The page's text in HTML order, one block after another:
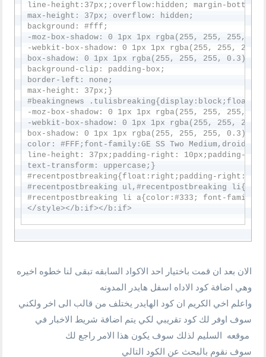
line-height:37px;;overflow:hidden; margin-
max-height: 37px; overflow: hidden;
background: #fff;
-moz-box-shadow: 0 1px 1px rgba(255, 255,
-webkit-box-shadow: 0 1px 1px rgba(255, 255,
box-shadow: 0 1px 1px rgba(255, 255, 255, 0.3)
background-clip: padding-box;
border-left: none;
max-height: 37px;}
#beakingnews
-moz-box-shadow: 0 1px 1px rgba(255, 255,
-webkit-box-shadow: 0 1px 1px rgba(255, 255,
box-shadow: 0 1px 1px rgba(255, 255, 255, 0.3)
color: #FFF;font-family:GE SS Two
line-height: 37px;padding-right: 10px;padding-
text-transform: uppercase;}
#recentpostbreaking{float:right;padding-right:
#recentpostbreaking ul,#recentpostbreaking
#recentpostbreaking li a{color:#333; font-
الان بعد ان قمت باختيار احد الاكواد السابقه تبقى لنا خطوه اخيره
وهي اضافة كود الاداه اسفل هايدر المدونه
واعلم اخي الكريم ان كود الهايدر يختلف من قالب الى اخر ولكني
سوف اوفر لك كود تقريبي لكي يتم اضافة شريط الاخبار في
سوف نقوم بالبحث عن الكود التالي